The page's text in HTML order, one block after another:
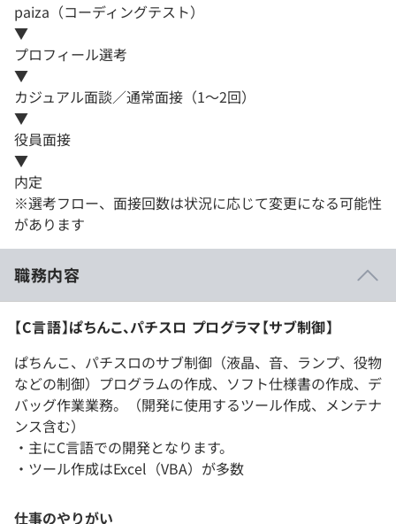
paiza（コーディングテスト）
▼
プロフィール選考
▼
カジュアル面談／通常面接（1～2回）
▼
役員面接
▼
内定
※選考フロー、面接回数は状況に応じて変更になる可能性
があります
職務内容
【C言語】ぱちんこ、パチスロ プログラマ【サブ制御】
ぱちんこ、パチスロのサブ制御（液晶、音、ランプ、役物
などの制御）プログラムの作成、ソフト仕様書の作成、デ
バッグ作業業務。（開発に使用するツール作成、メンテナ
ンス含む）
・主にC言語での開発となります。
・ツール作成はExcel（VBA）が多数
仕事のやりがい